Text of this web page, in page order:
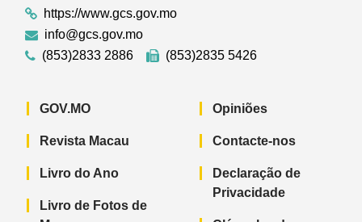
https://www.gcs.gov.mo
info@gcs.gov.mo
(853)2833 2886
(853)2835 5426
GOV.MO
Revista Macau
Livro do Ano
Livro de Fotos de
Opiniões
Contacte-nos
Declaração de
Privacidade